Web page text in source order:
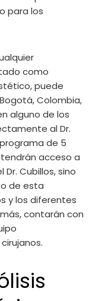
para los
como
puede
Colombia,
alguno de los
al Dr.
de 5
acceso a
Cubillos, sino
de esta
y los diferentes
contarán con